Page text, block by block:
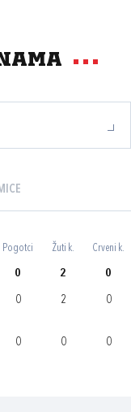
Pogotci Žuti k. Crveni k.
0 2 0
0 2 0
0 0 0